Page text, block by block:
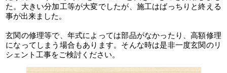
た。大きい分加工等が大変でしたが、施工はばっちりと終える
事が出来ました。
玄関の修理等で、年式によっては部品がなかったり、高額修理
になってしまう場合もあります。そんな時は是非一度玄関のリ
シェント工事をご検討ください。